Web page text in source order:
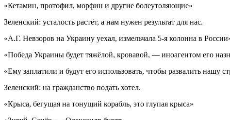
«Кетамин, протофил, морфин и другие болеутоляющие»
Зеленский: усталость растёт, а нам нужен результат для нас.
«А.Г. Невзоров на Украину уехал, измельчала 5-я колонна в
«Победа Украины будет тяжёлой, кровавой, — иноагентом его
«Ему заплатили и будут его использовать, чтобы развалить нашу
Зеленский: на гражданство подать хотел.
«Крыса, бегущая на тонущий корабль, это глупая крыса»